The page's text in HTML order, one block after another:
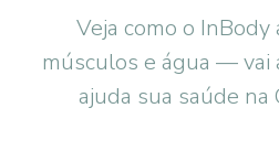
Veja como o InBody
músculos e água — vai
ajuda sua saúde na